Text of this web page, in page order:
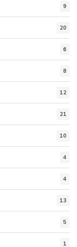
9
20
6
8
12
21
10
4
4
13
5
1